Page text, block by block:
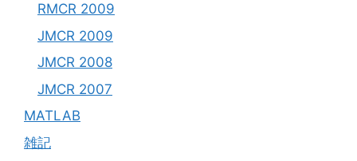
RMCR 2009
JMCR 2009
JMCR 2008
JMCR 2007
MATLAB
雑記